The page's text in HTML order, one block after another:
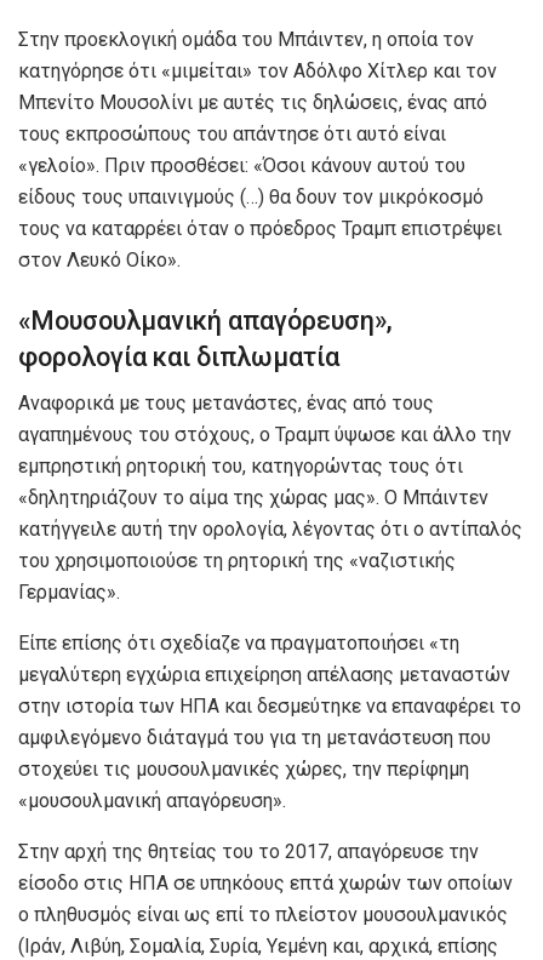
Στην προεκλογική ομάδα του Μπάιντεν, η οποία τον
κατηγόρησε ότι «μιμείται» τον Αδόλφο Χίτλερ και τον
Μπενίτο Μουσολίνι με αυτές τις δηλώσεις, ένας από
τους εκπροσώπους του απάντησε ότι αυτό είναι
«γελοίο». Πριν προσθέσει: «Όσοι κάνουν αυτού του
είδους τους υπαινιγμούς (…) θα δουν τον μικρόκοσμό
τους να καταρρέει όταν ο πρόεδρος Τραμπ επιστρέψει
στον Λευκό Οίκο».
«Μουσουλμανική απαγόρευση»,
φορολογία και διπλωματία
Αναφορικά με τους μετανάστες, ένας από τους
αγαπημένους του στόχους, ο Τραμπ ύψωσε και άλλο την
εμπρηστική ρητορική του, κατηγορώντας τους ότι
«δηλητηριάζουν το αίμα της χώρας μας». Ο Μπάιντεν
κατήγγειλε αυτή την ορολογία, λέγοντας ότι ο αντίπαλός
του χρησιμοποιούσε τη ρητορική της «ναζιστικής
Γερμανίας».
Είπε επίσης ότι σχεδίαζε να πραγματοποιήσει «τη
μεγαλύτερη εγχώρια επιχείρηση απέλασης μεταναστών
στην ιστορία των ΗΠΑ και δεσμεύτηκε να επαναφέρει το
αμφιλεγόμενο διάταγμά του για τη μετανάστευση που
στοχεύει τις μουσουλμανικές χώρες, την περίφημη
«μουσουλμανική απαγόρευση».
Στην αρχή της θητείας του το 2017, απαγόρευσε την
είσοδο στις ΗΠΑ σε υπηκόους επτά χωρών των οποίων
ο πληθυσμός είναι ως επί το πλείστον μουσουλμανικός
(Ιράν, Λιβύη, Σομαλία, Συρία, Υεμένη και, αρχικά, επίσης